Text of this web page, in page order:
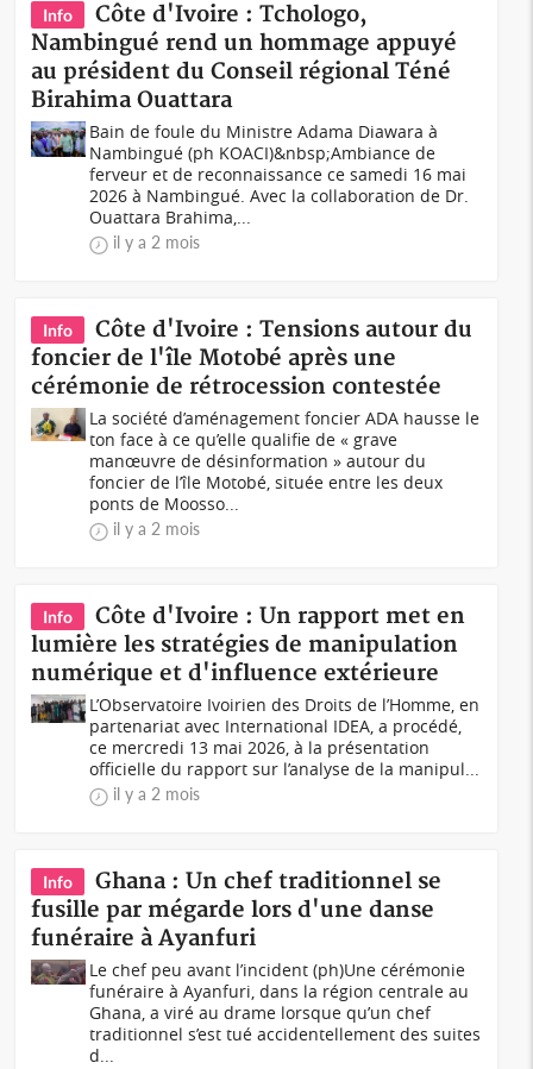
Info
Côte d'Ivoire : Tchologo,
Nambingué rend un hommage appuyé
au président du Conseil régional Téné
Birahima Ouattara
Bain de foule du Ministre Adama Diawara à
Nambingué (ph KOACI)&nbsp;Ambiance de
ferveur et de reconnaissance ce samedi 16 mai
2026 à Nambingué. Avec la collaboration de Dr.
Ouattara Brahima,...
il y a 2 mois
Info
Côte d'Ivoire : Tensions autour du
foncier de l'île Motobé après une
cérémonie de rétrocession contestée
La société d’aménagement foncier ADA hausse le
ton face à ce qu’elle qualifie de « grave
manœuvre de désinformation » autour du
foncier de l’île Motobé, située entre les deux
ponts de Moosso...
il y a 2 mois
Info
Côte d'Ivoire : Un rapport met en
lumière les stratégies de manipulation
numérique et d'influence extérieure
L’Observatoire Ivoirien des Droits de l’Homme, en
partenariat avec International IDEA, a procédé,
ce mercredi 13 mai 2026, à la présentation
officielle du rapport sur l’analyse de la manipul...
il y a 2 mois
Info
Ghana : Un chef traditionnel se
fusille par mégarde lors d'une danse
funéraire à Ayanfuri
Le chef peu avant l’incident (ph)Une cérémonie
funéraire à Ayanfuri, dans la région centrale au
Ghana, a viré au drame lorsque qu’un chef
traditionnel s’est tué accidentellement des suites
d...